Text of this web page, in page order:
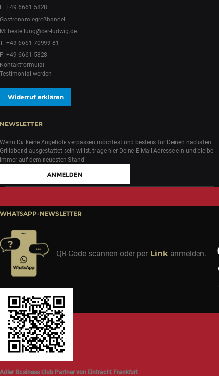
F: +49 6661 5828
Gastronomiegroßhandel:
M: bestellung@der-ludwig.de
T:+49 6661 70999-81
F: +49 6661 5828
Kontaktformular
Testimonial werden
Widerruf erklären
NEWSLETTER
Wenn Du keine Angebote verpassen möchtest und bestens für Deinen nächsten
Grillabend ausgestattet sein willst, trage hier Deine E-Mail-Adresse ein und bleibe
immer auf dem neuesten Stand!
WHATSAPP-NEWSLETTER
QR-Code scannen oder per Linkanmelden.
Adler Business Club Partner von Eintracht Frankfurt